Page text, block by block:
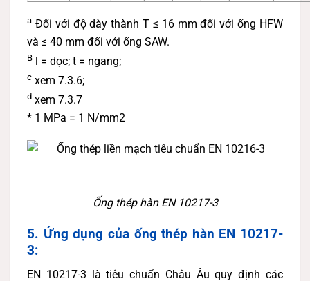
a Đối với độ dày thành T ≤ 16 mm đối với ống HFW
và ≤ 40 mm đối với ống SAW.
B l = dọc; t = ngang;
c xem 7.3.6;
d xem 7.3.7
* 1 MPa = 1 N/mm2
Ống thép hàn EN 10217-3
5. Ứng dụng của ống thép hàn EN 10217-
3:
EN 10217-3 là tiêu chuẩn Châu Âu quy định các